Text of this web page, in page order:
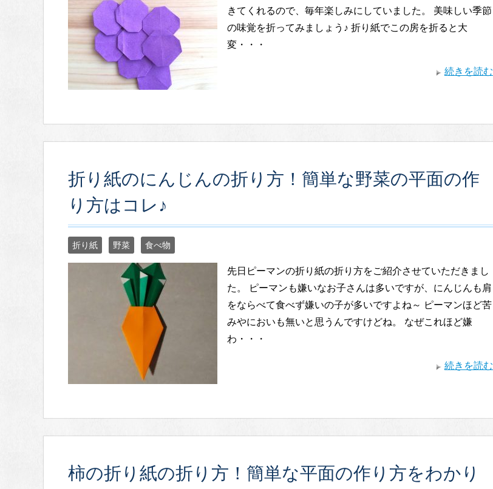
きてくれるので、毎年楽しみにしていました。 美味しい季節
の味覚を折ってみましょう♪ 折り紙でこの房を折ると大
変・・・
続きを読む
折り紙のにんじんの折り方！簡単な野菜の平面の作
り方はコレ♪
折り紙 野菜 食べ物
先日ピーマンの折り紙の折り方をご紹介させていただきまし
た。 ピーマンも嫌いなお子さんは多いですが、にんじんも肩
をならべて食べず嫌いの子が多いですよね～ ピーマンほど苦
みやにおいも無いと思うんですけどね。 なぜこれほど嫌
わ・・・
続きを読む
柿の折り紙の折り方！簡単な平面の作り方をわかり